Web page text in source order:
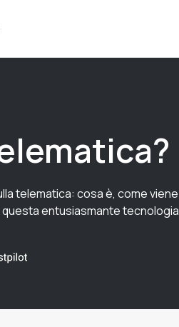
telematica: cosa è, come viene
entusiasmante